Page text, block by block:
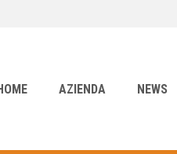
AZIENDA NEWS